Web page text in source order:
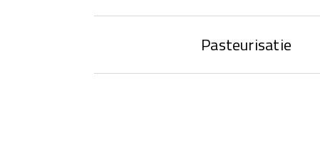
Pasteurisatie